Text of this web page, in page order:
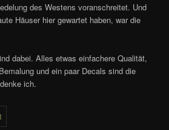
des Westens voranschreitet. Und
Häuser hier gewartet haben, war die
dabei. Alles etwas einfachere Qualität,
und ein paar Decals sind die
ich.